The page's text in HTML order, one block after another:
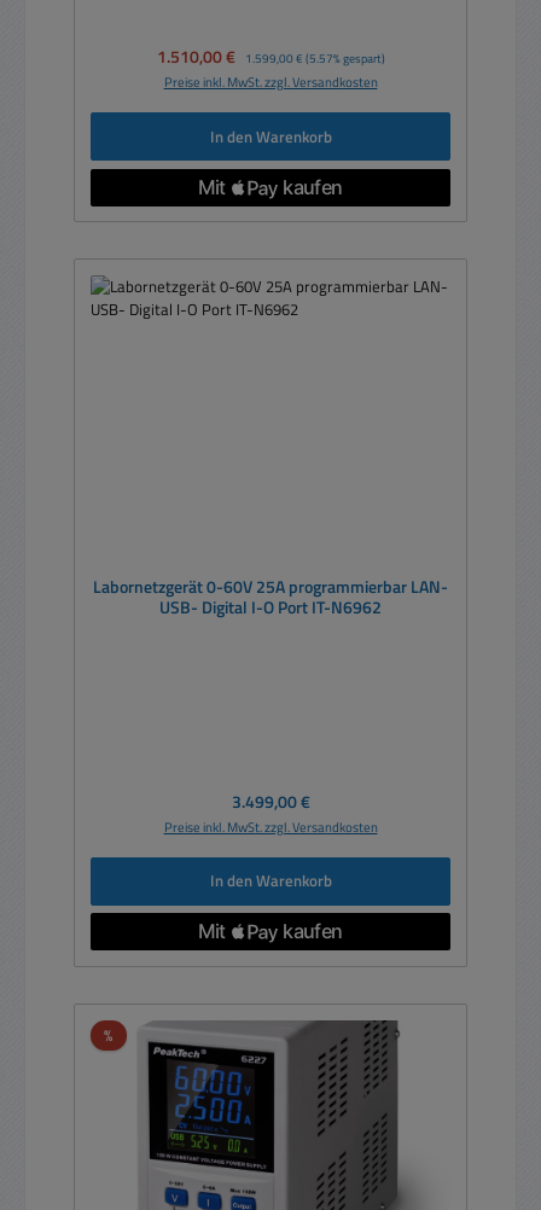
Verkaufspreis:
1.510,00 € Regulärer Preis:
1.599,00 € (5.57% gespart)
Preise inkl. MwSt. zzgl. Versandkosten
In den Warenkorb
Labornetzgerät 0-60V 25A programmierbar LAN-
USB- Digital I-O Port IT-N6962
Regulärer Preis:
3.499,00 €
Preise inkl. MwSt. zzgl. Versandkosten
In den Warenkorb
%Rabatt